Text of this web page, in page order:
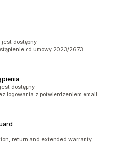
jest dostępny
od umowy 2023/2673
dostępny
logowania z potwierdzeniem email
return and extended warranty